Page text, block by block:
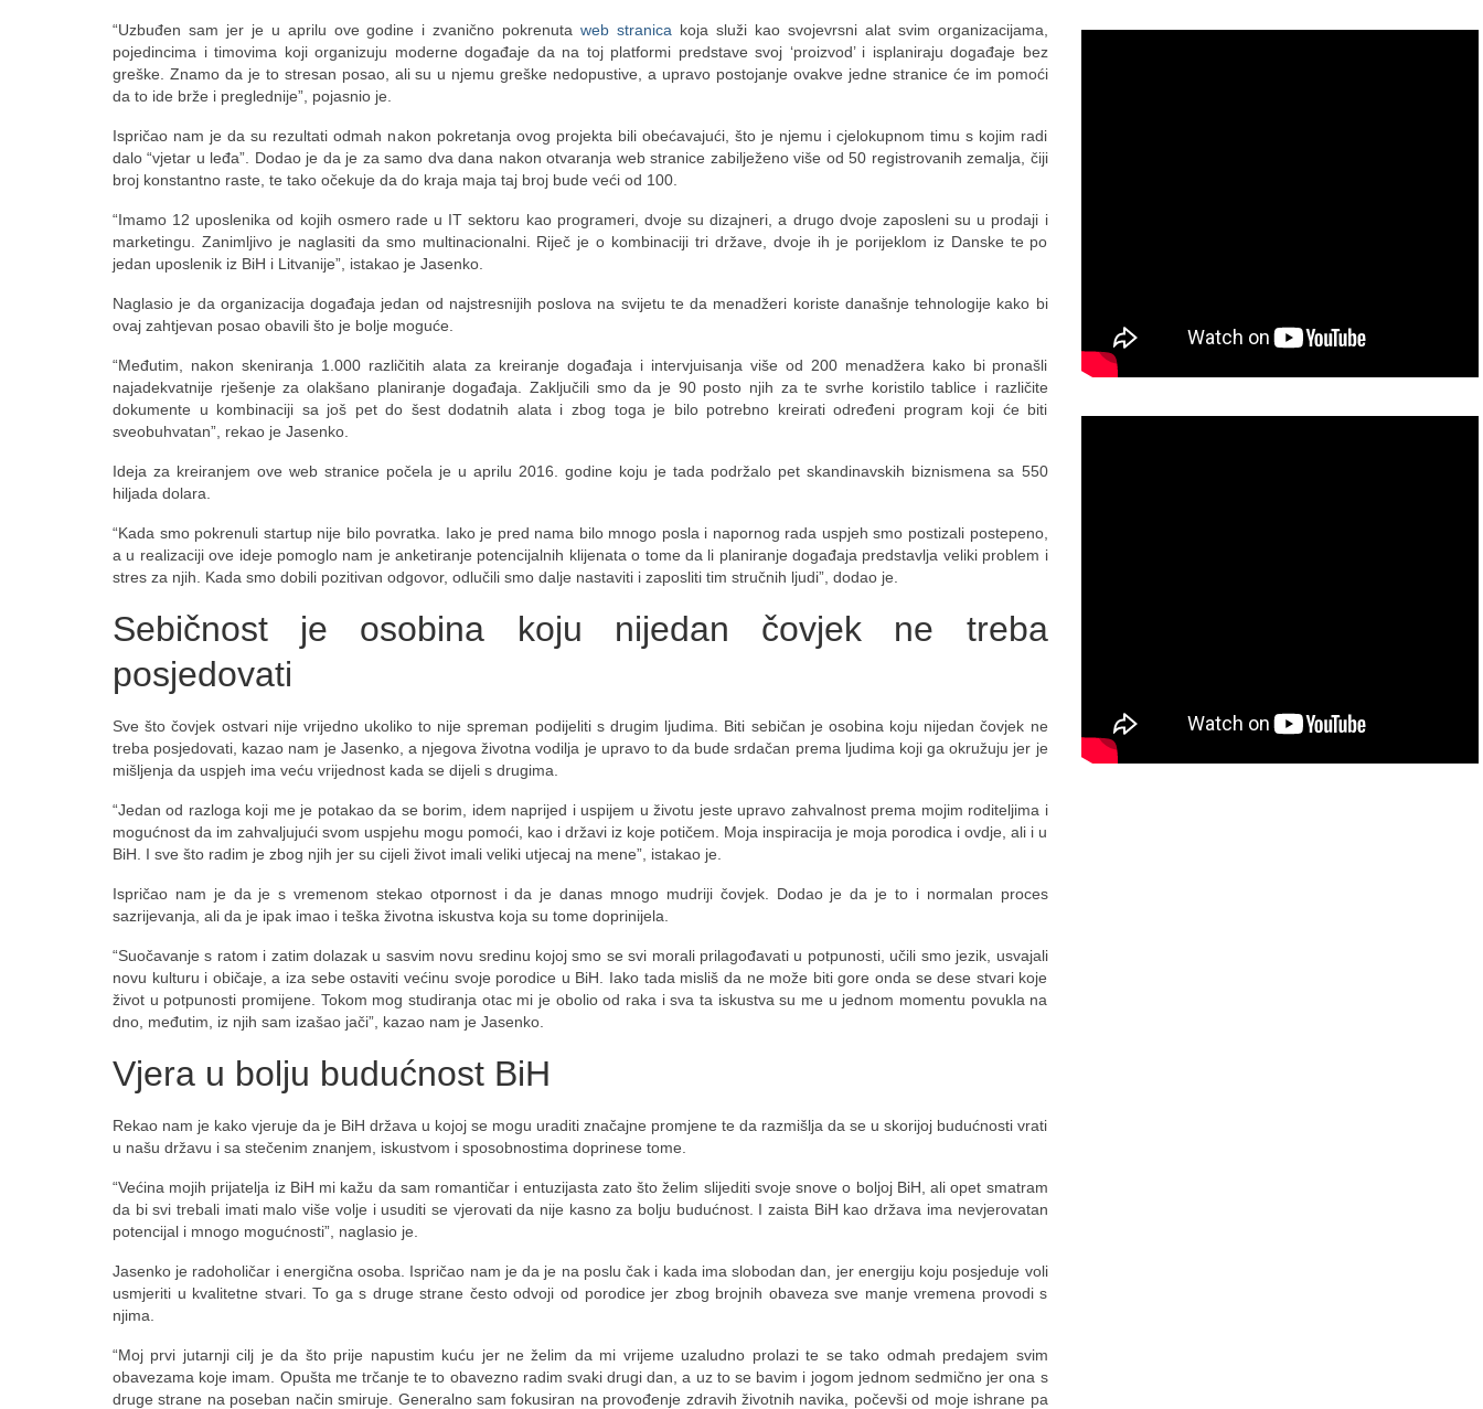
“Uzbuđen sam jer je u aprilu ove godine i zvanično pokrenutaweb stranica koja služi kao svojevrsni alat svim organizacijama,
pojedincima i timovima koji organizuju moderne događaje da na toj platformi predstave svoj ‘proizvod’ i isplaniraju događaje bez
greške. Znamo da je to stresan posao, ali su u njemu greške nedopustive, a upravo postojanje ovakve jedne stranice će im pomoći
da to ide brže i preglednije”, pojasnio je.
Ispričao nam je da su rezultati odmah nakon pokretanja ovog projekta bili obećavajući, što je njemu i cjelokupnom timu s kojim radi
dalo “vjetar u leđa”. Dodao je da je za samo dva dana nakon otvaranja web stranice zabilježeno više od 50 registrovanih zemalja, čiji
broj konstantno raste, te tako očekuje da do kraja maja taj broj bude veći od 100.
“Imamo 12 uposlenika od kojih osmero rade u IT sektoru kao programeri, dvoje su dizajneri, a drugo dvoje zaposleni su u prodaji i
marketingu. Zanimljivo je naglasiti da smo multinacionalni. Riječ je o kombinaciji tri države, dvoje ih je porijeklom iz Danske te po
jedan uposlenik iz BiH i Litvanije”, istakao je Jasenko.
Naglasio je da organizacija događaja jedan od najstresnijih poslova na svijetu te da menadžeri koriste današnje tehnologije kako bi
ovaj zahtjevan posao obavili što je bolje moguće.
“Međutim, nakon skeniranja 1.000 različitih alata za kreiranje događaja i intervjuisanja više od 200 menadžera kako bi pronašli
najadekvatnije rješenje za olakšano planiranje događaja. Zaključili smo da je 90 posto njih za te svrhe koristilo tablice i različite
dokumente u kombinaciji sa još pet do šest dodatnih alata i zbog toga je bilo potrebno kreirati određeni program koji će biti
sveobuhvatan”, rekao je Jasenko.
Ideja za kreiranjem ove web stranice počela je u aprilu 2016. godine koju je tada podržalo pet skandinavskih biznismena sa 550
hiljada dolara.
“Kada smo pokrenuli startup nije bilo povratka. Iako je pred nama bilo mnogo posla i napornog rada uspjeh smo postizali postepeno,
a u realizaciji ove ideje pomoglo nam je anketiranje potencijalnih klijenata o tome da li planiranje događaja predstavlja veliki problem i
stres za njih. Kada smo dobili pozitivan odgovor, odlučili smo dalje nastaviti i zaposliti tim stručnih ljudi”, dodao je.
Sebičnost je osobina koju nijedan čovjek ne treba
posjedovati
Sve što čovjek ostvari nije vrijedno ukoliko to nije spreman podijeliti s drugim ljudima. Biti sebičan je osobina koju nijedan čovjek ne
treba posjedovati, kazao nam je Jasenko, a njegova životna vodilja je upravo to da bude srdačan prema ljudima koji ga okružuju jer je
mišljenja da uspjeh ima veću vrijednost kada se dijeli s drugima.
“Jedan od razloga koji me je potakao da se borim, idem naprijed i uspijem u životu jeste upravo zahvalnost prema mojim roditeljima i
mogućnost da im zahvaljujući svom uspjehu mogu pomoći, kao i državi iz koje potičem. Moja inspiracija je moja porodica i ovdje, ali i u
BiH. I sve što radim je zbog njih jer su cijeli život imali veliki utjecaj na mene”, istakao je.
Ispričao nam je da je s vremenom stekao otpornost i da je danas mnogo mudriji čovjek. Dodao je da je to i normalan proces
sazrijevanja, ali da je ipak imao i teška životna iskustva koja su tome doprinijela.
“Suočavanje s ratom i zatim dolazak u sasvim novu sredinu kojoj smo se svi morali prilagođavati u potpunosti, učili smo jezik, usvajali
novu kulturu i običaje, a iza sebe ostaviti većinu svoje porodice u BiH. Iako tada misliš da ne može biti gore onda se dese stvari koje
život u potpunosti promijene. Tokom mog studiranja otac mi je obolio od raka i sva ta iskustva su me u jednom momentu povukla na
dno, međutim, iz njih sam izašao jači”, kazao nam je Jasenko.
Vjera u bolju budućnost BiH
Rekao nam je kako vjeruje da je BiH država u kojoj se mogu uraditi značajne promjene te da razmišlja da se u skorijoj budućnosti vrati
u našu državu i sa stečenim znanjem, iskustvom i sposobnostima doprinese tome.
“Većina mojih prijatelja iz BiH mi kažu da sam romantičar i entuzijasta zato što želim slijediti svoje snove o boljoj BiH, ali opet smatram
da bi svi trebali imati malo više volje i usuditi se vjerovati da nije kasno za bolju budućnost. I zaista BiH kao država ima nevjerovatan
potencijal i mnogo mogućnosti”, naglasio je.
Jasenko je radoholičar i energična osoba. Ispričao nam je da je na poslu čak i kada ima slobodan dan, jer energiju koju posjeduje voli
usmjeriti u kvalitetne stvari. To ga s druge strane često odvoji od porodice jer zbog brojnih obaveza sve manje vremena provodi s
njima.
“Moj prvi jutarnji cilj je da što prije napustim kuću jer ne želim da mi vrijeme uzaludno prolazi te se tako odmah predajem svim
obavezama koje imam. Opušta me trčanje te to obavezno radim svaki drugi dan, a uz to se bavim i jogom jednom sedmično jer ona s
druge strane na poseban način smiruje. Generalno sam fokusiran na provođenje zdravih životnih navika, počevši od moje ishrane pa